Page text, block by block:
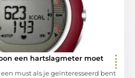
een hartslagmeter moet
must als je geïnteresseerd bent